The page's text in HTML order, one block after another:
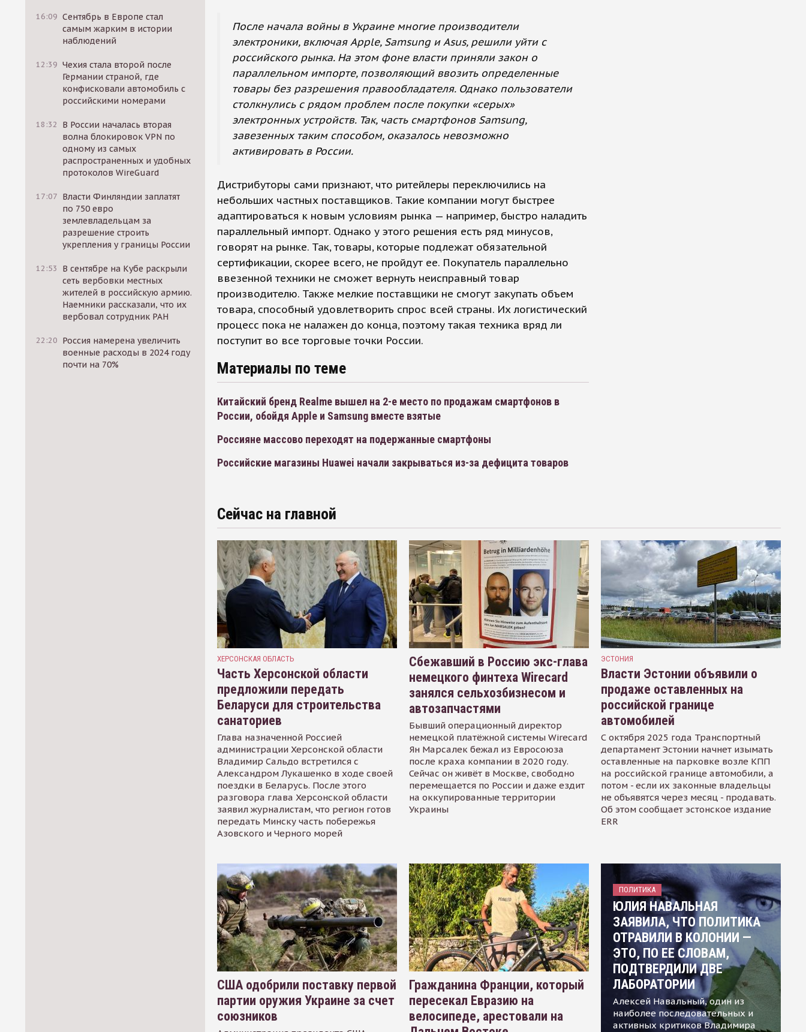
16:09 Сентябрь в Европе стал
самым жарким в истории
наблюдений
12:39 Чехия стала второй после
Германии страной, где
конфисковали автомобиль с
российскими номерами
18:32
В России началась вторая
волна блокировок VPN по
одному из самых
распространенных и удобных
протоколов WireGuard
17:07 Власти Финляндии заплатят
по 750 евро
землевладельцам за
разрешение строить
укрепления у границы России
12:53
В сентябре на Кубе раскрыли
сеть вербовки местных
жителей в российскую армию.
Наемники рассказали, что их
вербовал сотрудник РАН
22:20 Россия намерена увеличить
военные расходы в 2024 году
почти на 70%
После начала войны в Украине многие производители
электроники, включая Apple, Samsung и Asus, решили уйти с
российского рынка. На этом фоне власти приняли закон о
параллельном импорте, позволяющий ввозить определенные
товары без разрешения правообладателя. Однако пользователи
столкнулись с рядом проблем после покупки «серых»
электронных устройств. Так, часть смартфонов Samsung,
завезенных таким способом, оказалось невозможно
активировать в России.
Дистрибуторы сами признают, что ритейлеры переключились на
небольших частных поставщиков. Такие компании могут быстрее
адаптироваться к новым условиям рынка — например, быстро наладить
параллельный импорт. Однако у этого решения есть ряд минусов,
говорят на рынке. Так, товары, которые подлежат обязательной
сертификации, скорее всего, не пройдут ее. Покупатель параллельно
ввезенной техники не сможет вернуть неисправный товар
производителю. Также мелкие поставщики не смогут закупать объем
товара, способный удовлетворить спрос всей страны. Их логистический
процесс пока не налажен до конца, поэтому такая техника вряд ли
поступит во все торговые точки России.
Материалы по теме
Китайский бренд Realme вышел на 2-е место по продажам смартфонов в
России, обойдя Apple и Samsung вместе взятые
Россияне массово переходят на подержанные смартфоны
Российские магазины Huawei начали закрываться из-за дефицита товаров
Сейчас на главной
ХЕРСОНСКАЯ ОБЛАСТЬ
Часть Херсонской области
предложили передать
Беларуси для строительства
санаториев
Глава назначенной Россией
администрации Херсонской области
Владимир Сальдо встретился с
Александром Лукашенко в ходе своей
поездки в Беларусь. После этого
разговора глава Херсонской области
заявил журналистам, что регион готов
передать Минску часть побережья
Азовского и Черного морей
Сбежавший в Россию экс-глава
немецкого финтеха Wirecard
занялся сельхозбизнесом и
автозапчастями
Бывший операционный директор
немецкой платёжной системы Wirecard
Ян Марсалек бежал из Евросоюза
после краха компании в 2020 году.
Сейчас он живёт в Москве, свободно
перемещается по России и даже ездит
на оккупированные территории
Украины
ЭСТОНИЯ
Власти Эстонии объявили о
продаже оставленных на
российской границе
автомобилей
С октября 2025 года Транспортный
департамент Эстонии начнет изымать
оставленные на парковке возле КПП
на российской границе автомобили, а
потом - если их законные владельцы
не объявятся через месяц - продавать.
Об этом сообщает эстонское издание
ERR
США одобрили поставку первой
партии оружия Украине за счет
союзников
Гражданина Франции, который
пересекал Евразию на
велосипеде, арестовали на
ПОЛИТИКА
ЮЛИЯ НАВАЛЬНАЯ
ЗАЯВИЛА, ЧТО ПОЛИТИКА
ОТРАВИЛИ В КОЛОНИИ —
ЭТО, ПО ЕЕ СЛОВАМ,
ПОДТВЕРДИЛИ ДВЕ
ЛАБОРАТОРИИ
Алексей Навальный, один из
наиболее последовательных и
активных критиков Владимира